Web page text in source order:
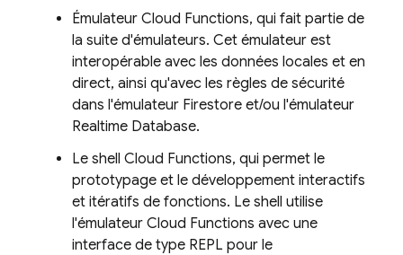
Émulateur Cloud Functions, qui fait partie de
la suite d'émulateurs. Cet émulateur est
interopérable avec les données locales et en
direct, ainsi qu'avec les règles de sécurité
dans l'émulateur Firestore et/ou l'émulateur
Realtime Database.
Le shell Cloud Functions, qui permet le
prototypage et le développement interactifs
et itératifs de fonctions. Le shell utilise
l'émulateur Cloud Functions avec une
interface de type REPL pour le